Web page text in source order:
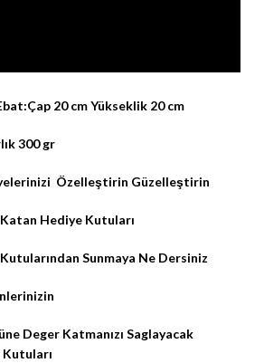
20 cm Yükseklik 20 cm
300 gr
Özelleştirin Güzelleştirin
Hediye Kutuları
Sunmaya Ne Dersiniz
Deger Katmanızı Saglayacak